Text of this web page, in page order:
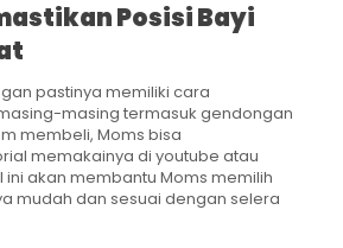
Posisi Bayi
pastinya memiliki cara
masing termasuk gendongan
membeli, Moms bisa
memakainya di youtube atau
ini akan membantu Moms memilih
mudah dan sesuai dengan selera